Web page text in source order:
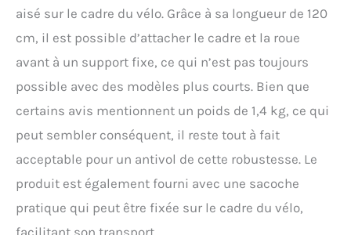
par ex. le crochetage La
longueur totale de 120 cm
l'attache de 2 vélos
ensemble Niveau 9
Montage flexible grâce à
des bandes velcro ou des
vis au niveau du porte-
bidon avec sacoche de
en Allemagne
aisé sur le cadre du vélo. Grâce à sa longueur de 120
cm, il est possible d’attacher le cadre et la roue
avant à un support fixe, ce qui n’est pas toujours
possible avec des modèles plus courts. Bien que
certains avis mentionnent un poids de 1,4 kg, ce qui
peut sembler conséquent, il reste tout à fait
acceptable pour un antivol de cette robustesse. Le
produit est également fourni avec une sacoche
pratique qui peut être fixée sur le cadre du vélo,
facilitant son transport.